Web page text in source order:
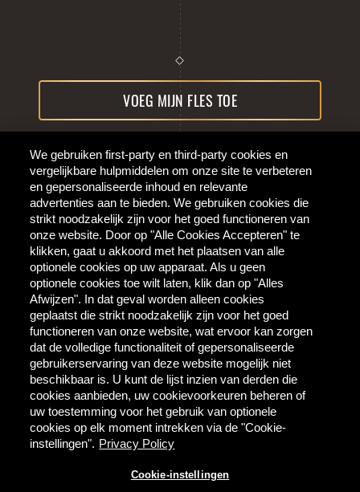
VOEG MIJN FLES TOE
WWW.HERTOGJAN.NL
VEELGESTELDE VRAGEN
GEBRUIKSVOORWAARDEN
PRIVACY & COOKIES
COOKIE-INSTELLINGEN
We gebruiken first-party en third-party cookies en
vergelijkbare hulpmiddelen om onze site te verbeteren
en gepersonaliseerde inhoud en relevante
advertenties aan te bieden. We gebruiken cookies die
strikt noodzakelijk zijn voor het goed functioneren van
onze website. Door op "Alle Cookies Accepteren" te
klikken, gaat u akkoord met het plaatsen van alle
optionele cookies op uw apparaat. Als u geen
optionele cookies toe wilt laten, klik dan op "Alles
Afwijzen". In dat geval worden alleen cookies
geplaatst die strikt noodzakelijk zijn voor het goed
functioneren van onze website, wat ervoor kan zorgen
dat de volledige functionaliteit of gepersonaliseerde
gebruikerservaring van deze website mogelijk niet
beschikbaar is. U kunt de lijst inzien van derden die
cookies aanbieden, uw cookievoorkeuren beheren of
uw toestemming voor het gebruik van optionele
cookies op elk moment intrekken via de "Cookie-
instellingen". Privacy Policy
Cookie-instellingen